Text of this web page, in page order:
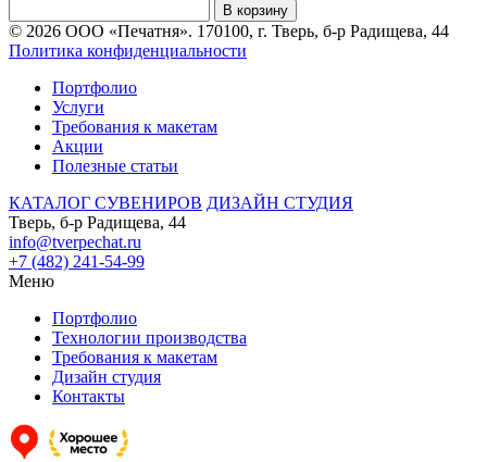
В корзину
© 2026 ООО «Печатня». 170100, г. Тверь, б-р Радищева, 44
Политика конфиденциальности
Портфолио
Услуги
Требования к макетам
Акции
Полезные статьи
КАТАЛОГ СУВЕНИРОВ ДИЗАЙН СТУДИЯ
Тверь, б-р Радищева, 44
info@tverpechat.ru
+7 (482) 241-54-99
Меню
Портфолио
Технологии производства
Требования к макетам
Дизайн студия
Контакты